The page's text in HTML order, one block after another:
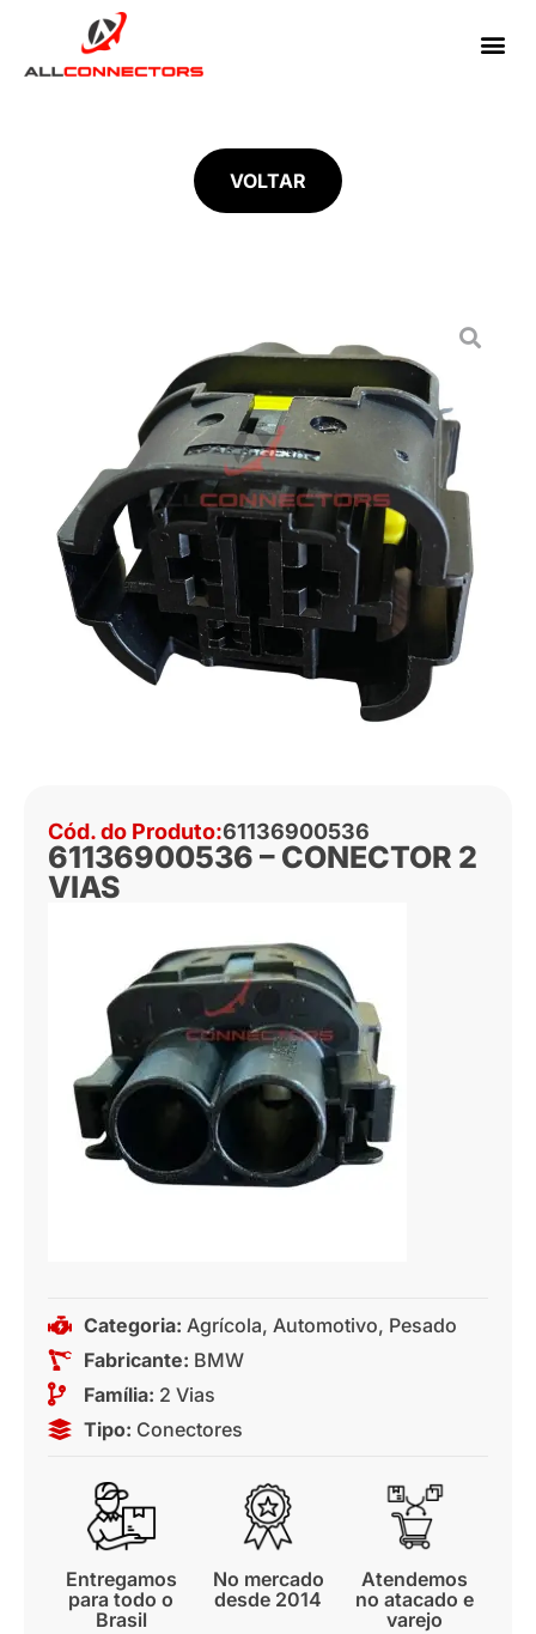
VOLTAR
Cód. do Produto:61136900536
61136900536 – CONECTOR 2
VIAS
Categoria: Agrícola, Automotivo, Pesado
Fabricante: BMW
Família: 2 Vias
Tipo: Conectores
Entregamos
para todo o
Brasil
No mercado
desde 2014
Atendemos
no atacado e
varejo